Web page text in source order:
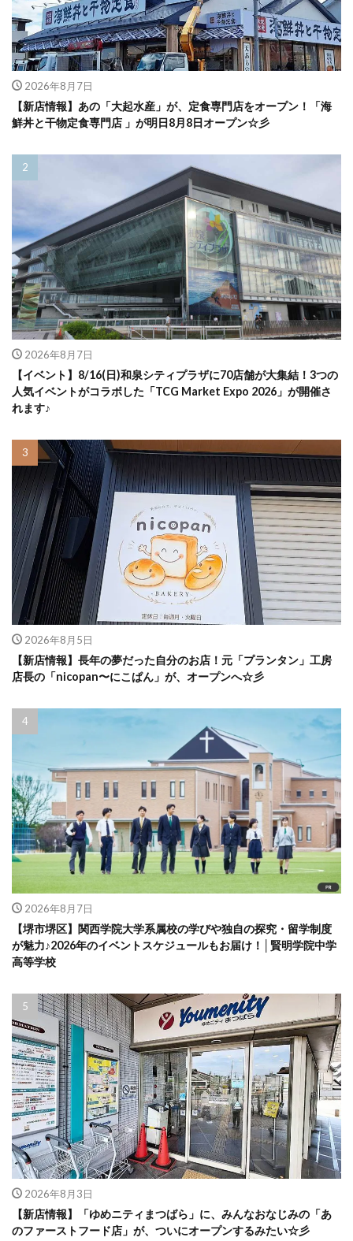
2026年8月7日
【新店情報】あの「大起水産」が、定食専門店をオープン！「海
鮮丼と干物定食専門店 」が明日8月8日オープン☆彡
2026年8月7日
【イベント】8/16(日)和泉シティプラザに70店舗が大集結！3つの
人気イベントがコラボした「TCG Market Expo 2026」が開催さ
れます♪
2026年8月5日
【新店情報】長年の夢だった自分のお店！元「プランタン」工房
店長の「nicopan〜にこぱん」が、オープンへ☆彡
2026年8月7日
【堺市堺区】関西学院大学系属校の学びや独自の探究・留学制度
が魅力♪2026年のイベントスケジュールもお届け！│賢明学院中学
高等学校
2026年8月3日
【新店情報】「ゆめニティまつばら」に、みんなおなじみの「あ
のファーストフード店」が、ついにオープンするみたい☆彡